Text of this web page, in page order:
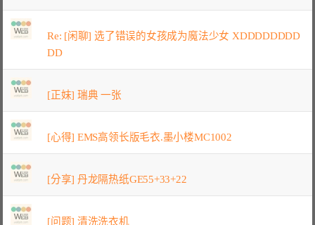
Re: [闲聊] 选了错误的女孩成为魔法少女 XDDDDDDDD
DD
[正妹] 瑞典 一张
[心得] EMS高领长版毛衣.墨小楼MC1002
[分享] 丹龙隔热纸GE55+33+22
[问题] 清洗洗衣机